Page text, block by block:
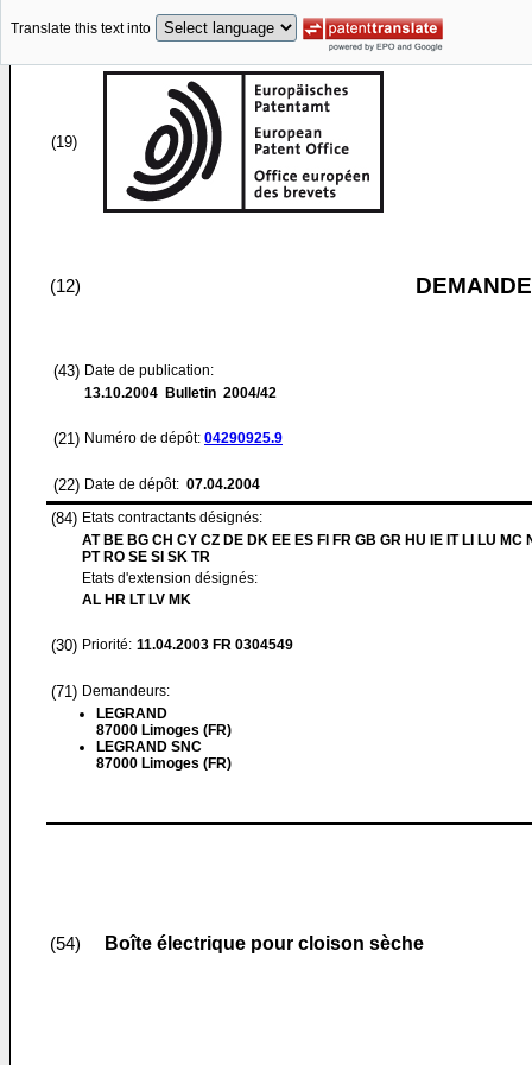
Translate this text into
(19)
(12)
(43) Date de publication:
13.10.2004 Bulletin 2004/42
(21) Numéro de dépôt: 04290925.9
(22) Date de dépôt: 07.04.2004
(84) Etats contractants désignés:
AT BE BG CH CY CZ DE DK EE ES FI FR GB GR HU IE IT LI LU MC
PT RO SE SI SK TR
Etats d'extension désignés:
AL HR LT LV MK
(30) Priorité: 11.04.2003 FR 0304549
(71) Demandeurs:
LEGRAND
87000 Limoges (FR)
LEGRAND SNC
87000 Limoges (FR)
(54) Boîte électrique pour cloison sèche